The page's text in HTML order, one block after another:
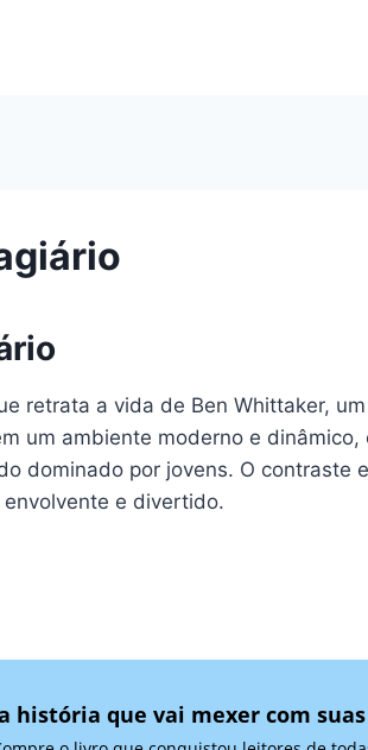
retrata a vida de Ben Whittaker,
um ambiente moderno e
dominado por jovens. O contraste
e divertido.
história que vai mexer com